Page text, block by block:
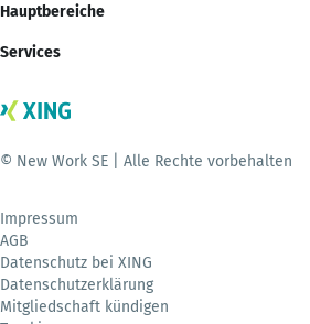
Hauptbereiche
Services
© New Work SE | Alle Rechte vorbehalten
Impressum
AGB
Datenschutz bei XING
Datenschutzerklärung
Mitgliedschaft kündigen